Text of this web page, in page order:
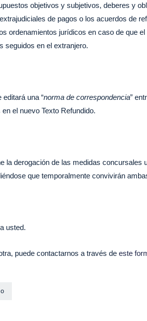
objetivos y subjetivos, deberes y
de pagos o los acuerdos de
ordenamientos jurídicos en caso de que
seguidos en el extranjero.
una “norma de correspondencia”
el nuevo Texto Refundido.
derogación de las medidas
que temporalmente convivirán
usted.
puede contactarnos a través de este